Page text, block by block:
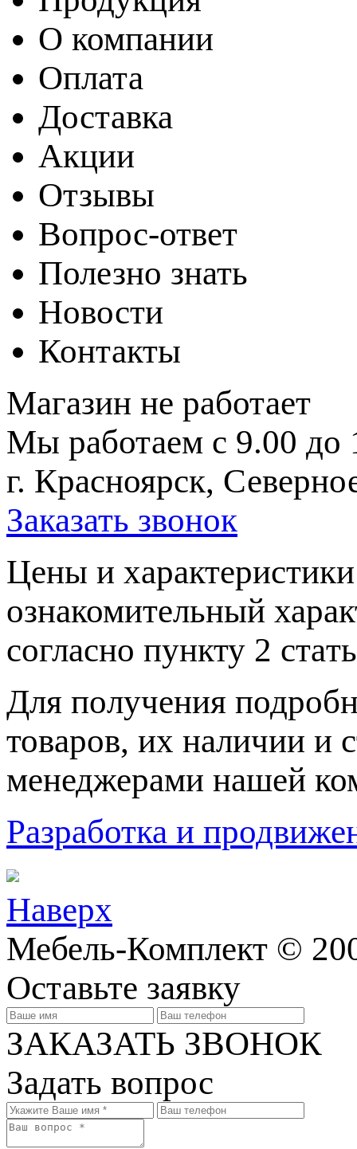
О компании
Оплата
Доставка
Акции
Отзывы
Вопрос-ответ
Полезно знать
Новости
Контакты
Магазин не работает
Мы работаем с 9.00 до
г. Красноярск,
Заказать звонок
Цeны и
ознакомительный
согласно пункту 2
Для пoлучения
товaров, их нaличии и
менеджерами нашей
Разработка и
Наверх
Мебель-Комплект ©
Оставьте заявку
ЗАКАЗАТЬ ЗВОНОК
Задать вопрос